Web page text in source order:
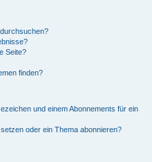
Seite?
finden?
und einem Abonnements für ein
oder ein Thema abonnieren?